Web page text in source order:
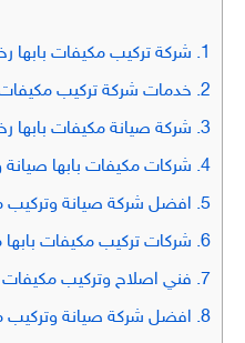
1. شركة تركيب مكيفات بابها
2. خدمات شركة تركيب مكيفات
3. شركة صيانة مكيفات بابها
4. شركات مكيفات بابها صيانة
5. افضل شركة صيانة وتركيب
6. شركات تركيب مكيفات بابها
7. فني اصلاح وتركيب مكيفات
8. افضل شركة صيانة وتركيب